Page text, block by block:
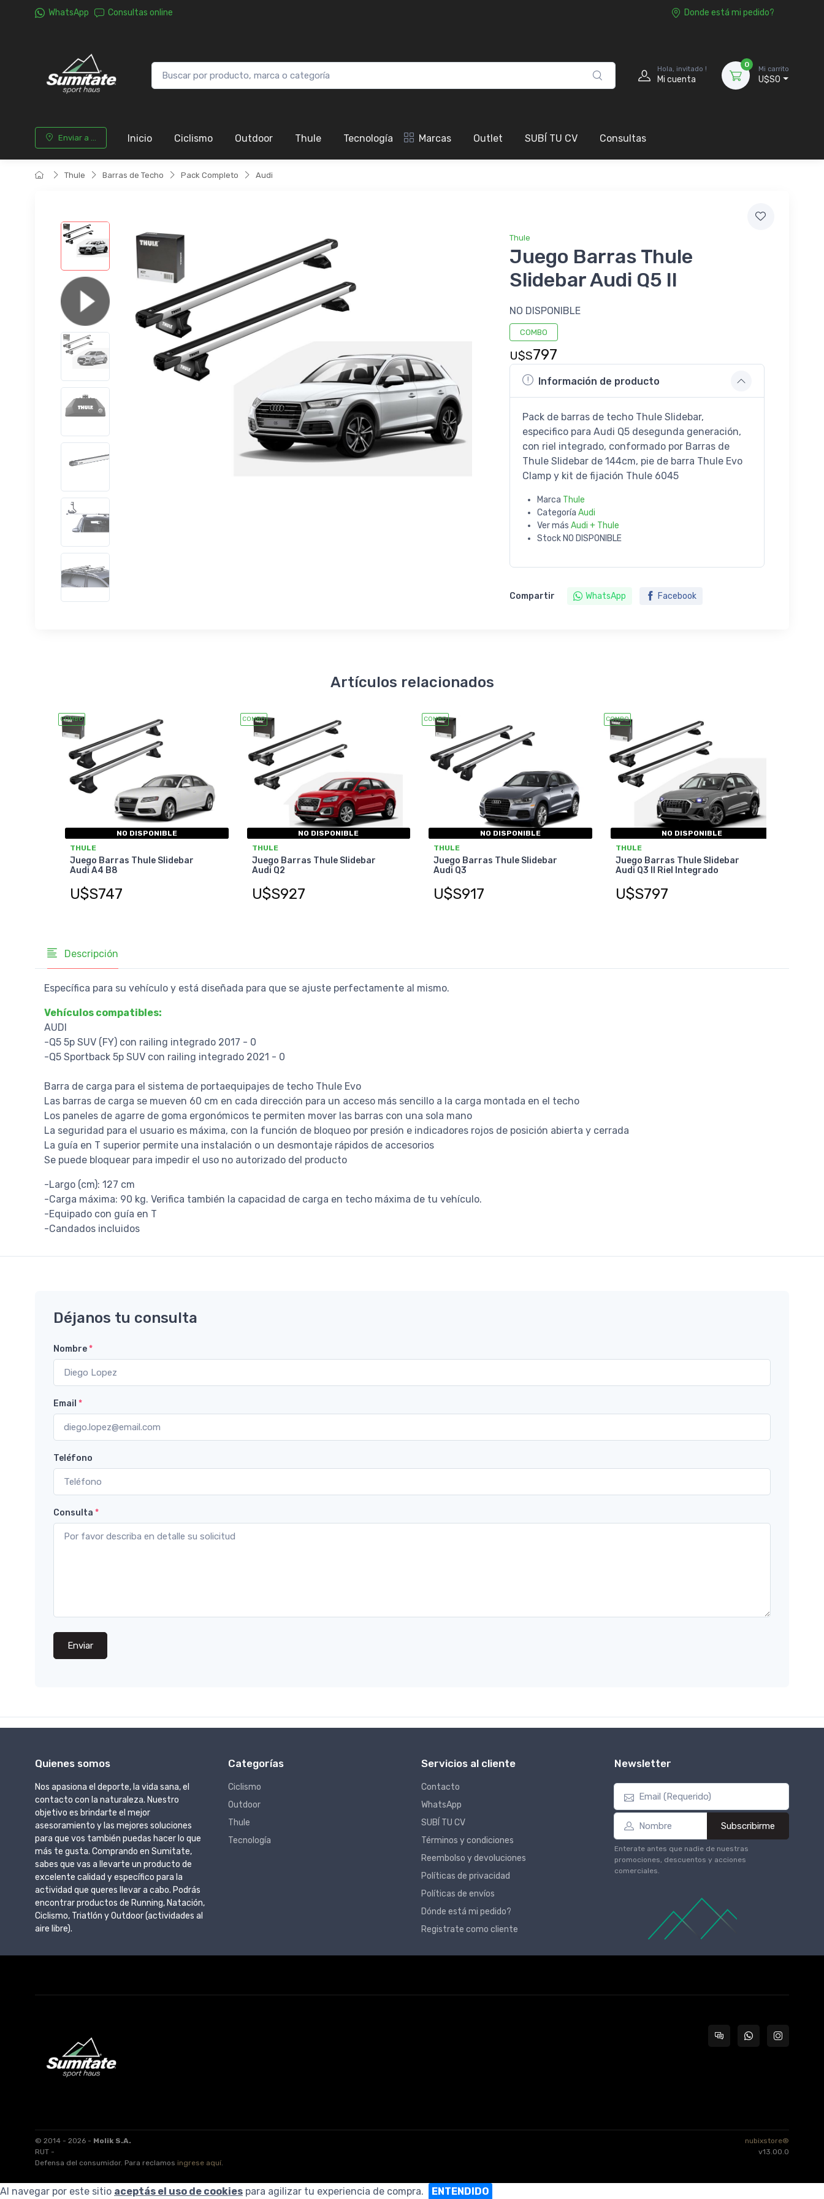
WhatsApp Consultas online Donde está mi pedido?
Hola, invitado !
Mi cuenta
0
Mi carrito
U$S0
Enviar a ... Inicio Ciclismo Outdoor Thule Tecnología Marcas Outlet SUBÍ TU CV Consultas
Thule Barras de Techo Pack Completo Audi
Thule
Juego Barras Thule
Slidebar Audi Q5 II
NO DISPONIBLE
COMBO
U$S797
Información de producto
Pack de barras de techo Thule Slidebar,
especifico para Audi Q5 desegunda generación,
con riel integrado, conformado por Barras de
Thule Slidebar de 144cm, pie de barra Thule Evo
Clamp y kit de fijación Thule 6045
Marca Thule
Categoría Audi
Ver más Audi + Thule
Stock NO DISPONIBLE
Compartir WhatsApp Facebook
Artículos relacionados
COMBO
NO DISPONIBLE
THULE
Juego Barras Thule Slidebar
Audi A4 B8
U$S747
COMBO
NO DISPONIBLE
THULE
Juego Barras Thule Slidebar
Audi Q2
U$S927
COMBO
NO DISPONIBLE
THULE
Juego Barras Thule Slidebar
Audi Q3
U$S917
COMBO
NO DISPONIBLE
THULE
Juego Barras Thule Slidebar
Audi Q3 II Riel Integrado
U$S797
Descripción
Específica para su vehículo y está diseñada para que se ajuste perfectamente al mismo.
Vehículos compatibles:
AUDI
-Q5 5p SUV (FY) con railing integrado 2017 - 0
-Q5 Sportback 5p SUV con railing integrado 2021 - 0
Barra de carga para el sistema de portaequipajes de techo Thule Evo
Las barras de carga se mueven 60 cm en cada dirección para un acceso más sencillo a la carga montada en el techo
Los paneles de agarre de goma ergonómicos te permiten mover las barras con una sola mano
La seguridad para el usuario es máxima, con la función de bloqueo por presión e indicadores rojos de posición abierta y cerrada
La guía en T superior permite una instalación o un desmontaje rápidos de accesorios
Se puede bloquear para impedir el uso no autorizado del producto
-Largo (cm): 127 cm
-Carga máxima: 90 kg. Verifica también la capacidad de carga en techo máxima de tu vehículo.
-Equipado con guía en T
-Candados incluidos
Déjanos tu consulta
Nombre*
Email *
Teléfono
Consulta *
Enviar
Quienes somos
Nos apasiona el deporte, la vida sana, el
contacto con la naturaleza. Nuestro
objetivo es brindarte el mejor
asesoramiento y las mejores soluciones
para que vos también puedas hacer lo que
más te gusta. Comprando en Sumitate,
sabes que vas a llevarte un producto de
excelente calidad y específico para la
actividad que queres llevar a cabo. Podrás
encontrar productos de Running, Natación,
Ciclismo, Triatlón y Outdoor (actividades al
aire libre).
Categorías
Ciclismo
Outdoor
Thule
Tecnología
Servicios al cliente
Contacto
WhatsApp
SUBÍ TU CV
Términos y condiciones
Reembolso y devoluciones
Políticas de privacidad
Políticas de envíos
Dónde está mi pedido?
Registrate como cliente
Newsletter
Subscribirme
Enterate antes que nadie de nuestras
promociones, descuentos y acciones
comerciales.
© 2014 - 2026 - Molik S.A.
RUT -
Defensa del consumidor. Para reclamos ingrese aquí.
nubixstore®
v13.00.0
Al navegar por este sitio aceptás el uso de cookies para agilizar tu experiencia de compra. ENTENDIDO